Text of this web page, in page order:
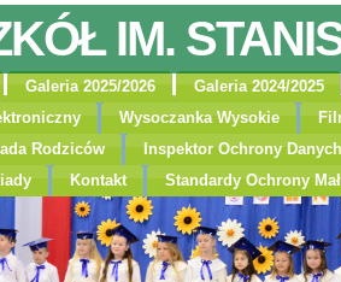
IM.
Galeria 2025/2026 Galeria 2024/2025
Wysoczanka Wysokie
Rodziców
Inspektor Ochrony
Kontakt Standardy Ochrony